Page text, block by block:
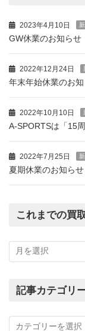
2023年4月10日
GW休業のお知らせ
2022年12月24日
年末年始休業のお
2022年10月10日
A-SPORTSは「15
2022年7月25日
夏期休業のお知ら
これまでの買
ま
の記事カテゴリ